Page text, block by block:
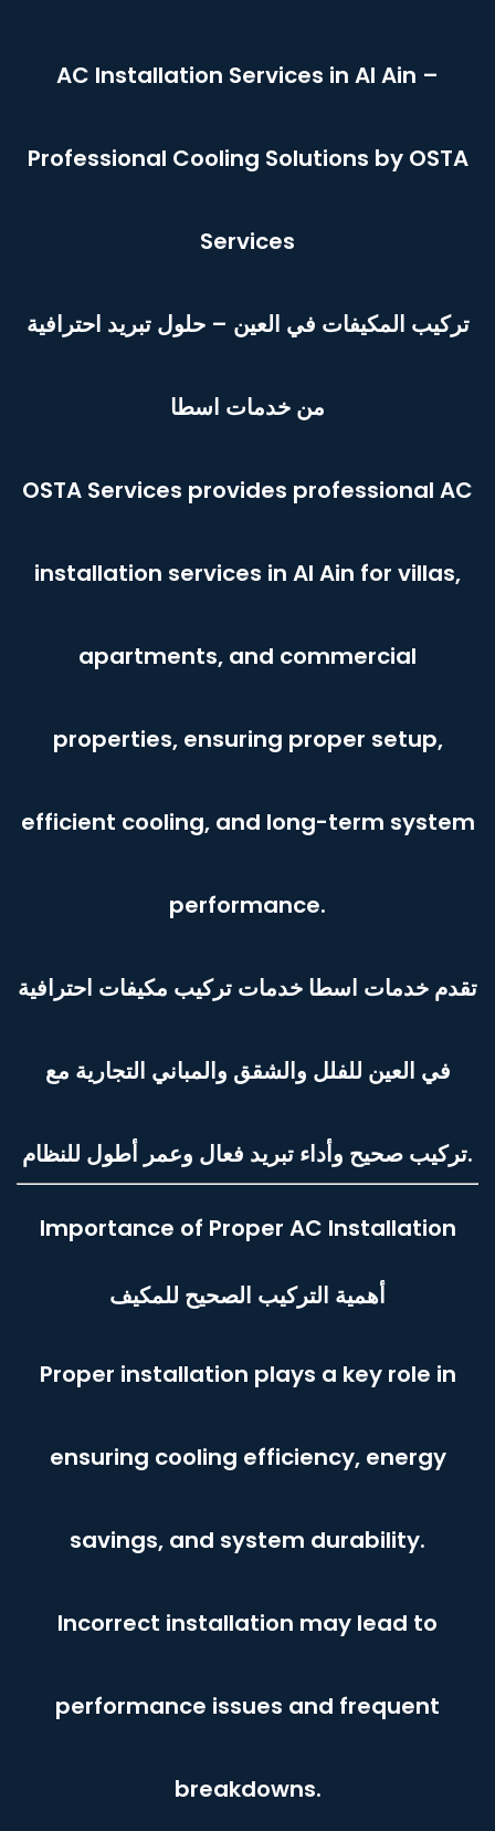
AC Installation Services in Al Ain –
Professional Cooling Solutions by OSTA
Services
تركيب المكيفات في العين – حلول تبريد احترافية
من خدمات اسطا
OSTA Services provides professional AC
installation services in Al Ain for villas,
apartments, and commercial
properties, ensuring proper setup,
efficient cooling, and long-term system
performance.
تقدم خدمات اسطا خدمات تركيب مكيفات احترافية
في العين للفلل والشقق والمباني التجارية مع
تركيب صحيح وأداء تبريد فعال وعمر أطول للنظام.
Importance of Proper AC Installation
أهمية التركيب الصحيح للمكيف
Proper installation plays a key role in
ensuring cooling efficiency, energy
savings, and system durability.
Incorrect installation may lead to
performance issues and frequent
breakdowns.